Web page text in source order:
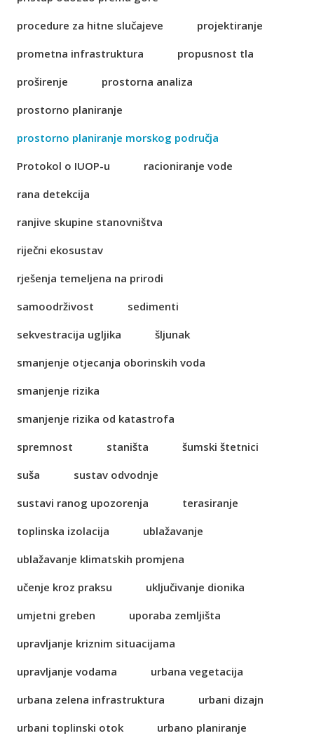
procedure za hitne slučajeve
projektiranje
prometna infrastruktura
propusnost tla
proširenje
prostorna analiza
prostorno planiranje
prostorno planiranje morskog područja
Protokol o IUOP-u
racioniranje vode
rana detekcija
ranjive skupine stanovništva
riječni ekosustav
rješenja temeljena na prirodi
samoodrživost
sedimenti
sekvestracija ugljika
šljunak
smanjenje otjecanja oborinskih voda
smanjenje rizika
smanjenje rizika od katastrofa
spremnost
staništa
šumski štetnici
suša
sustav odvodnje
sustavi ranog upozorenja
terasiranje
toplinska izolacija
ublažavanje
ublažavanje klimatskih promjena
učenje kroz praksu
uključivanje dionika
umjetni greben
uporaba zemljišta
upravljanje kriznim situacijama
upravljanje vodama
urbana vegetacija
urbana zelena infrastruktura
urbani dizajn
urbani toplinski otok
urbano planiranje